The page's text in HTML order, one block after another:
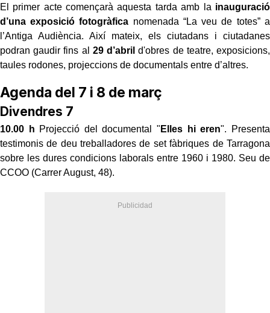
El primer acte començarà aquesta tarda amb la inauguració
d’una exposició fotogràfica nomenada “La veu de totes” a
l’Antiga Audiència. Així mateix, els ciutadans i ciutadanes
podran gaudir fins al 29 d’abril d'obres de teatre, exposicions,
taules rodones, projeccions de documentals entre d’altres.
Agenda del 7 i 8 de març
Divendres 7
10.00 h Projecció del documental " Elles hi eren". Presenta
testimonis de deu treballadores de set fàbriques de Tarragona
sobre les dures condicions laborals entre 1960 i 1980. Seu de
CCOO (Carrer August, 48).